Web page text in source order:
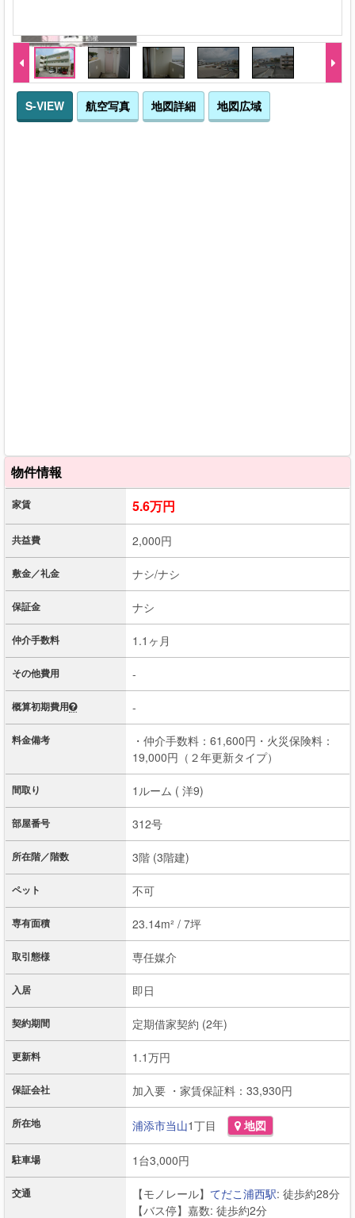
S-VIEW 航空写真 地図詳細 地図広域
物件情報
家賃 5.6万円
共益費 2,000円
敷金／礼金 ナシ/ナシ
保証金 ナシ
仲介手数料 1.1ヶ月
その他費用 -
概算初期費用 -
料金備考
・仲介手数料：61,600円・火災保険料：
19,000円（２年更新タイプ）
間取り 1ルーム ( 洋9)
部屋番号 312号
所在階／階数 3階 (3階建)
ペット 不可
専有面積 23.14m² / 7坪
取引態様 専任媒介
入居 即日
契約期間 定期借家契約 (2年)
更新料 1.1万円
保証会社 加入要 ・家賃保証料：33,930円
所在地 浦添市当山1丁目 地図
駐車場 1台3,000円
交通 【モノレール】 てだこ浦西駅: 徒歩約28分
【バス停】嘉数: 徒歩約2分